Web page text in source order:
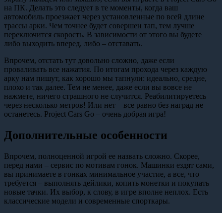
на ПК. Делать это следует в те моменты, когда ваш
автомобиль проезжает через установленные по всей длине
трассы арки. Чем точнее будет совершен тап, тем лучше
переключится скорость. В зависимости от этого вы будете
либо выходить вперед, либо – отставать.
Впрочем, отстать тут довольно сложно, даже если
проваливать все нажатия. По итогам прохода через каждую
арку нам пишут, как хорошо мы тапнули: идеально, средне,
плохо и так далее. Тем не менее, даже если вы вовсе не
нажмете, ничего страшного не случится. Реабилитируетесь
через несколько метров! Или нет – все равно без наград не
останетесь. Project Cars Go – очень добрая игра!
Дополнительные особенности
Впрочем, полноценной игрой ее назвать сложно. Скорее,
перед нами – сервис по мотивам гонок. Машинки ездят сами,
вы принимаете в гонках минимальное участие, а все, что
требуется – выполнять дейлики, копить монетки и покупать
новые тачки. Их выбор, к слову, в игре вполне неплох. Есть
классические модели и современные спорткары.